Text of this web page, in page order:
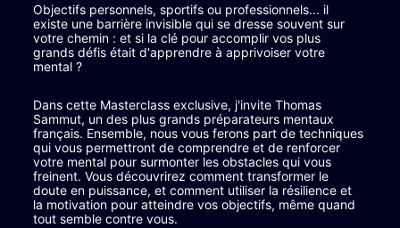
Objectifs personnels, sportifs ou professionnels... il
existe une barrière invisible qui se dresse souvent sur
votre chemin : et si la clé pour accomplir vos plus
grands défis était d'apprendre à apprivoiser votre
mental ?
Dans cette Masterclass exclusive, j'invite Thomas
Sammut, un des plus grands préparateurs mentaux
français. Ensemble, nous vous ferons part de techniques
qui vous permettront de comprendre et de renforcer
votre mental pour surmonter les obstacles qui vous
freinent. Vous découvrirez comment transformer le
doute en puissance, et comment utiliser la résilience et
la motivation pour atteindre vos objectifs, même quand
tout semble contre vous.